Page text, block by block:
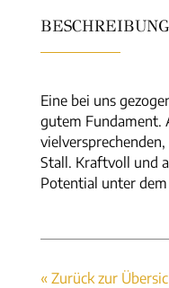
BESCHREIBUNG
Eine bei uns
gutem Fundament.
Stall. Kraftvoll und
Potential unter
« Zurück zur